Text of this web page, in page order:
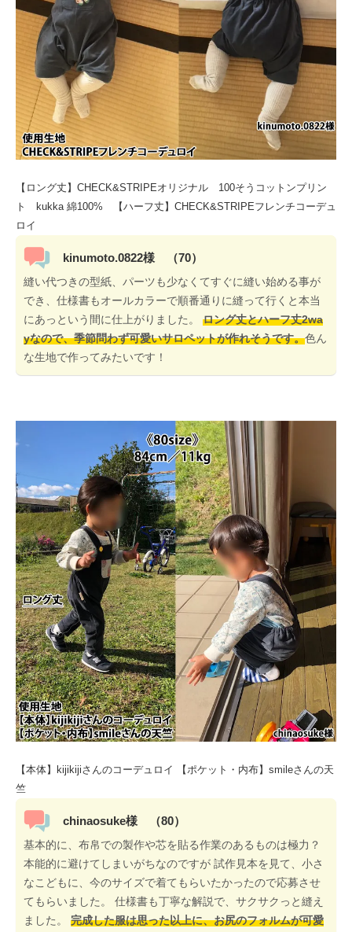
【ロング丈】CHECK&STRIPEオリジナル 100そうコットンプリン
ト kukka 綿100% 【ハーフ丈】CHECK&STRIPEフレンチコーデュ
ロイ
kinumoto.0822様 （70）
縫い代つきの型紙、パーツも少なくてすぐに縫い始める事が
でき、仕様書もオールカラーで順番通りに縫って行くと本当
にあっという間に仕上がりました。 ロング丈とハーフ丈2wa
yなので、季節問わず可愛いサロペットが作れそうです。色ん
な生地で作ってみたいです！
【本体】kijikijiさんのコーデュロイ 【ポケット・内布】smileさんの天
竺
chinaosuke様 （80）
基本的に、布帛での製作や芯を貼る作業のあるものは極力？
本能的に避けてしまいがちなのですが 試作見本を見て、小さ
なこどもに、今のサイズで着てもらいたかったので応募させ
てもらいました。 仕様書も丁寧な解説で、サクサクっと縫え
ました。 完成した服は思った以上に、お尻のフォルムが可愛